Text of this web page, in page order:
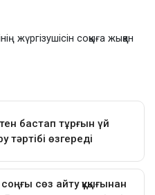
соққыға жыққан